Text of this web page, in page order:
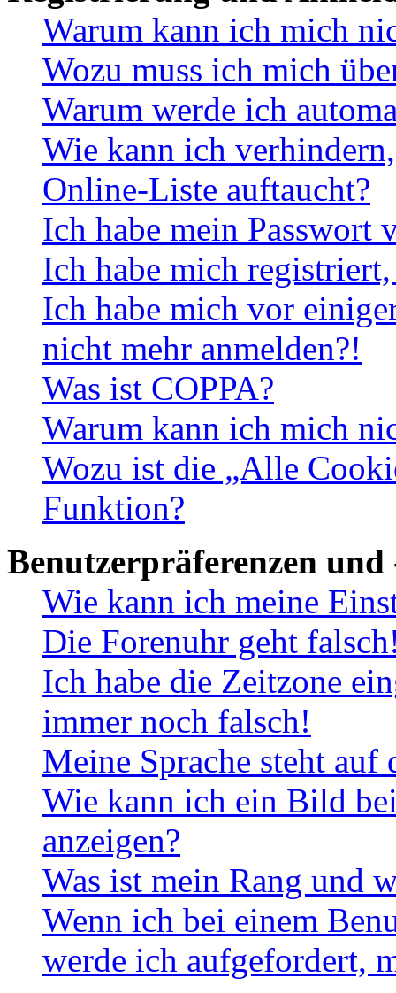
Warum kann ich mich
Wozu muss ich mich
Warum werde ich
Wie kann ich
Online-Liste auftaucht?
Ich habe mein Passwort
Ich habe mich
Ich habe mich vor
nicht mehr anmelden?!
Was ist COPPA?
Warum kann ich mich
Wozu ist die „Alle
Funktion?
Benutzerpräferenzen und
Wie kann ich meine
Die Forenuhr geht
Ich habe die Zeitzone
immer noch falsch!
Meine Sprache steht
Wie kann ich ein Bild
anzeigen?
Was ist mein Rang und
Wenn ich bei einem
werde ich aufgefordert,